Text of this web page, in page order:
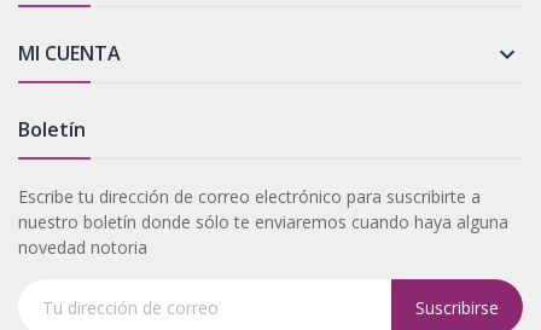
MI CUENTA 
Boletín
Escribe tu dirección de correo electrónico para suscribirte a
nuestro boletín donde sólo te enviaremos cuando haya alguna
novedad notoria
Tu dirección de correo Suscribirse